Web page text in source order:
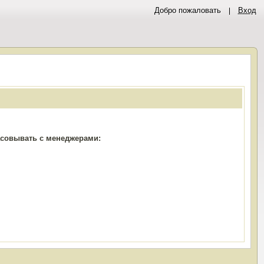
Добро пожаловать Вход
с менеджерами: